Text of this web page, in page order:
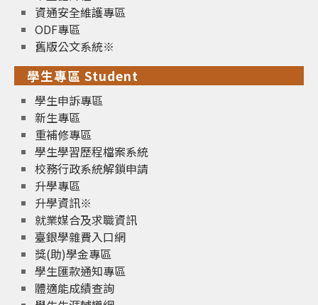
資通安全維護專區
ODF專區
舊版公文系統※
學生專區 Student
學生申訴專區
新生專區
重補修專區
學生學習歷程檔案系統
校務行政系統解鎖申請
升學專區
升學資訊※
就業媒合及求職資訊
臺銀學雜費入口網
獎(助)學金專區
學生匯款通知專區
體適能成績查詢